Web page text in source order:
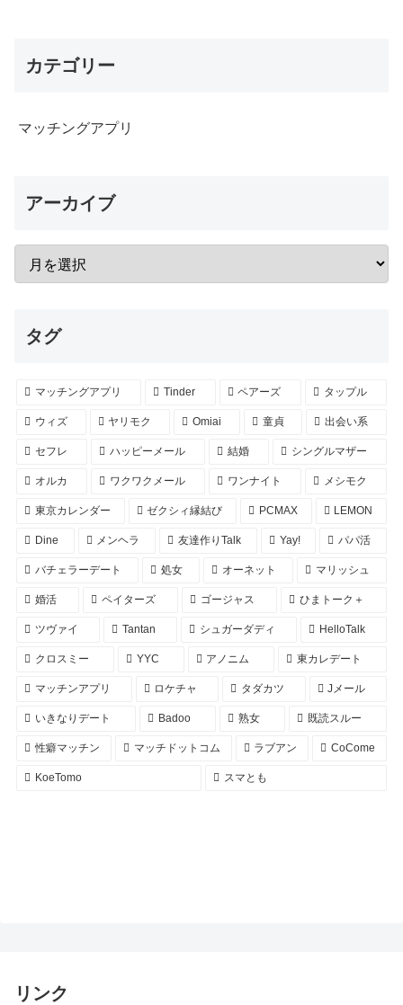
カテゴリー
マッチングアプリ
アーカイブ
タグ
マッチングアプリ Tinder ペアーズ タップル
ウィズ ヤリモク Omiai 童貞 出会い系
セフレ ハッピーメール 結婚 シングルマザー
オルカ ワクワクメール ワンナイト メシモク
東京カレンダー ゼクシィ縁結び PCMAX LEMON
Dine メンヘラ 友達作りTalk Yay! パパ活
バチェラーデート 処女 オーネット マリッシュ
婚活 ペイターズ ゴージャス ひまトーク＋
ツヴァイ Tantan シュガーダディ HelloTalk
クロスミー YYC アノニム 東カレデート
マッチンアプリ ロケチャ タダカツ Jメール
いきなりデート Badoo 熟女 既読スルー
性癖マッチン マッチドットコム ラブアン CoCome
KoeTomo スマとも
リンク